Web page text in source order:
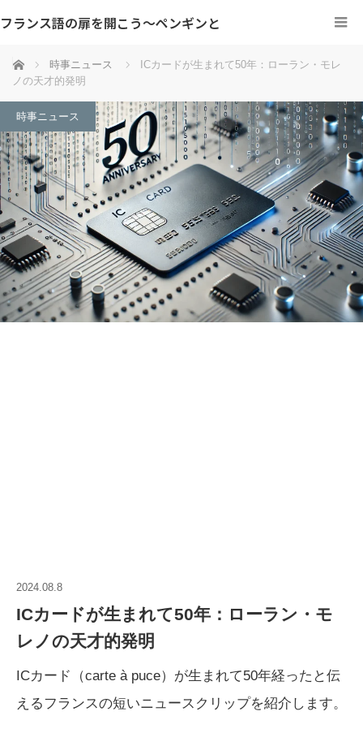
フランス語の扉を開こう～ペンギンと
ホーム 時事ニュース
ICカードが生まれて50年：ローラン・モレ
ノの天才的発明
時事ニュース
2024.08.8
ICカードが生まれて50年：ローラン・モ
レノの天才的発明
ICカード（carte à puce）が生まれて50年経ったと伝
えるフランスの短いニュースクリップを紹介します。